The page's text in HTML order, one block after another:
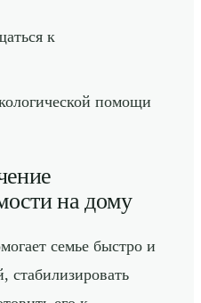
к
помощи
на дому
семье быстро и
стабилизировать